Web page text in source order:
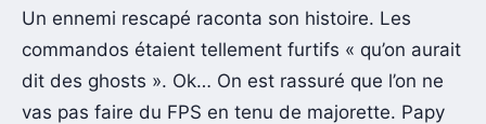
Un ennemi rescapé raconta son histoire. Les
commandos étaient tellement furtifs « qu’on aurait
dit des ghosts ». Ok… On est rassuré que l’on ne
vas pas faire du FPS en tenu de majorette. Papy